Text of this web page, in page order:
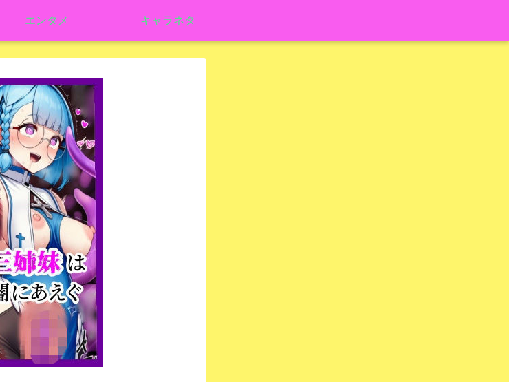
エンタメ キャラネタ